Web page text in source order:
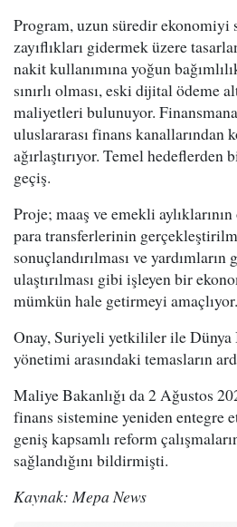
Program, uzun süredir ekonomiyi
zayıflıkları gidermek üzere
nakit kullanımına yoğun
sınırlı olması, eski dijital ödeme
maliyetleri bulunuyor. Finansmana
uluslararası finans kanallarından
ağırlaştırıyor. Temel
geçiş.
Proje; maaş ve emekli
para transferlerinin
sonuçlandırılması ve
ulaştırılması gibi işleyen bir
mümkün hale getirmeyi amaçlıyor.
Onay, Suriyeli yetkililer ile Dünya
yönetimi arasındaki temasların
Maliye Bakanlığı da 2 Ağustos
finans sistemine yeniden entegre
geniş kapsamlı reform
sağlandığını bildirmişti.
Kaynak: Mepa News